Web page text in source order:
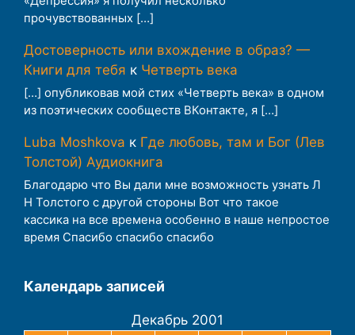
прочувствованных […]
Достоверность или вхождение в образ? —
Книги для тебя к Четверть века
[…] опубликовав мой стих «Четверть века» в одном
из поэтических сообществ ВКонтакте, я […]
Luba Moshkova к Где любовь, там и Бог (Лев
Толстой) Аудиокнига
Благодарю что Вы дали мне возможность узнать Л
Н Толстого с другой стороны Вот что такое
кассика на все времена особенно в наше непростое
время Спасибо спасибо спасибо
Календарь записей
Декабрь 2001